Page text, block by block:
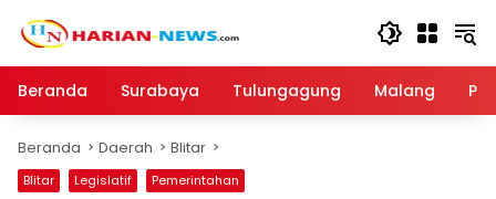
Beranda
Surabaya Tulungagung Malang
Beranda Daerah Blitar
Blitar Legislatif Pemerintahan